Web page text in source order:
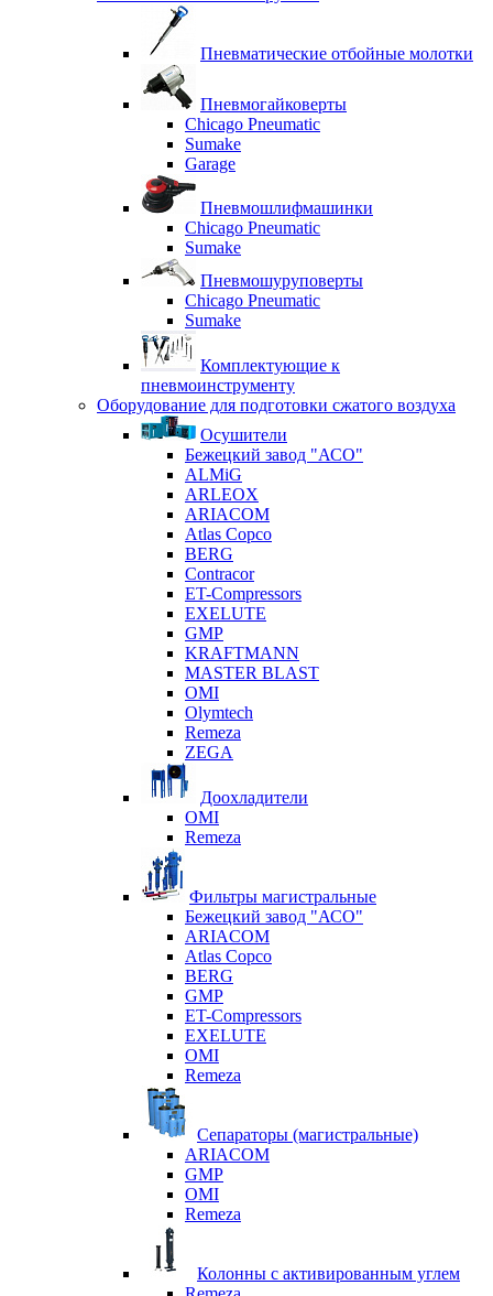
Пневматические отбойные молотки
Пневмогайковерты
Chicago Pneumatic
Sumake
Garage
Пневмошлифмашинки
Chicago Pneumatic
Sumake
Пневмошуруповерты
Chicago Pneumatic
Sumake
Комплектующие к
пневмоинструменту
Оборудование для подготовки сжатого воздуха
Осушители
Бежецкий завод "АСО"
ALMiG
ARLEOX
ARIACOM
Atlas Copco
BERG
Contracor
ET-Compressors
EXELUTE
GMP
KRAFTMANN
MASTER BLAST
OMI
Olymtech
Remeza
ZEGA
Доохладители
OMI
Remeza
Фильтры магистральные
Бежецкий завод "АСО"
ARIACOM
Atlas Copco
BERG
GMP
ET-Compressors
EXELUTE
OMI
Remeza
Сепараторы (магистральные)
ARIACOM
GMP
OMI
Remeza
Колонны с активированным углем